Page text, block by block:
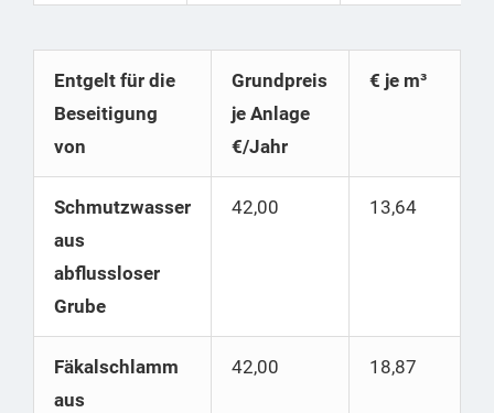
Entgelt für die
Beseitigung
von
Grundpreis
je Anlage
€/Jahr
€ je m³
Schmutzwasser
aus
abflussloser
Grube
42,00 13,64
Fäkalschlamm
aus
42,00 18,87